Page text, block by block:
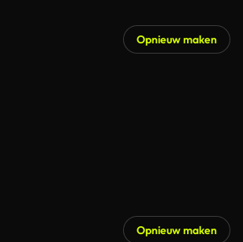
Opnieuw maken
Opnieuw maken